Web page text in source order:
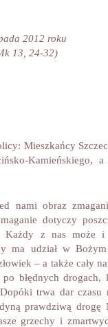
2012 roku
13, 24-32)
Mieszkańcy
Kamieńskiego,
nami obraz
dotyczy
Każdy z nas może i
ma udział w
– a także cały
błędnych drogach,
trwa dar czasu
prawdziwą drogę
grzechy i